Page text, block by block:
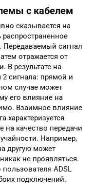
с кабелем
сказывается на
Передаваемый сигнал
отражается от
В результате на
сигнала: прямой и
случае может
его влияние на
Взаимное влияние
характеризуется
качество передачи
Например,
другую может
не проявляться.
ADSL
подключений.